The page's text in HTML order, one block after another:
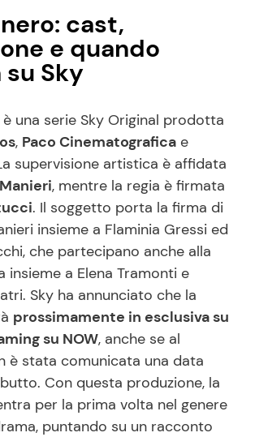
cast,
e quando
Sky
è una serie Sky Original prodotta
, Paco Cinematografica e
supervisione artistica è affidata
, mentre la regia è firmata
. Il soggetto porta la firma di
insieme a Flaminia Gressi ed
che partecipano anche alla
insieme a Elena Tramonti e
Sky ha annunciato che la
prossimamente in esclusiva su
su NOW, anche se al
è stata comunicata una data
Con questa produzione, la
per la prima volta nel genere
puntando su un racconto